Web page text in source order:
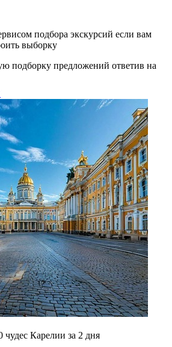
подбора экскурсий если вам
выборку
подборку предложений ответив на